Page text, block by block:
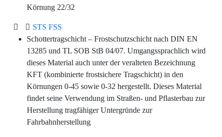
Körnung 22/32
STS FSS
Schottertragschicht – Frostschutzschicht nach DIN EN
13285 und TL SOB StB 04/07. Umgangssprachlich wird
dieses Material auch unter der veralteten Bezeichnung
KFT (kombinierte frostsichere Tragschicht) in den
Körnungen 0-45 sowie 0-32 hergestellt. Dieses Material
findet seine Verwendung im Straßen- und Pflasterbau zur
Herstellung tragfähiger Untergründe zur
Fahrbahnherstellung